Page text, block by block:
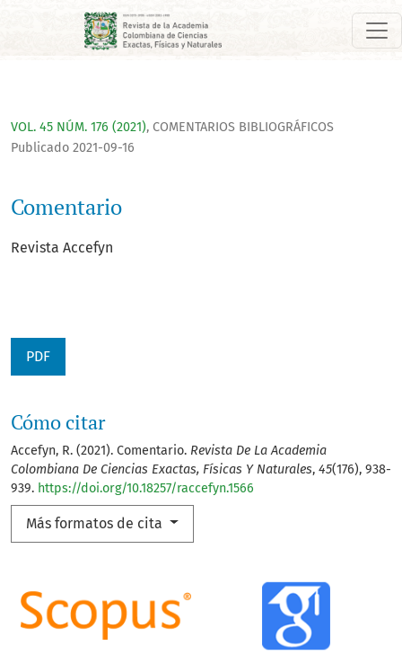
VOL. 45 NÚM. 176 (2021), COMENTARIOS BIBLIOGRÁFICOS
Comentario
Publicado 2021-09-16
Revista Accefyn
PDF
Cómo citar
Accefyn, R. (2021). Comentario. Revista De La Academia
Colombiana De Ciencias Exactas, Físicas Y Naturales, 45(176), 938-
939. https://doi.org/10.18257/raccefyn.1566
Más formatos de cita